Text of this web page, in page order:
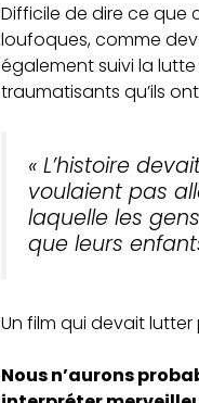
Difficile de dire ce que
loufoques, comme
également suivi la
traumatisants qu’ils
« L’histoire
voulaient pas
laquelle les
que leurs
Un film qui devait
Nous n’aurons